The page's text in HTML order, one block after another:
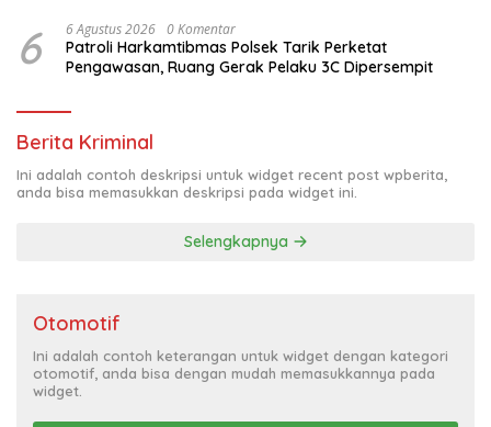
6 6 Agustus 2026 0 Komentar
Patroli Harkamtibmas Polsek Tarik Perketat
Pengawasan, Ruang Gerak Pelaku 3C Dipersempit
Berita Kriminal
Ini adalah contoh deskripsi untuk widget recent post wpberita,
anda bisa memasukkan deskripsi pada widget ini.
Selengkapnya
Otomotif
Ini adalah contoh keterangan untuk widget dengan kategori
otomotif, anda bisa dengan mudah memasukkannya pada
widget.